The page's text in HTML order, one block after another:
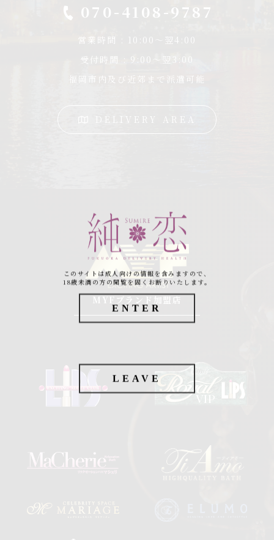
このサイトは成人向けの情報を含みますので、
18歳未満の方の閲覧を固くお断りいたします。
ENTER
LEAVE
070-4108-9787
営業時間 : 10:00〜翌4:00
受付時間 : 9:00〜翌3:00
福岡市内及び近郊まで派遣可能
DELIVERY AREA
MYFブランド加盟店